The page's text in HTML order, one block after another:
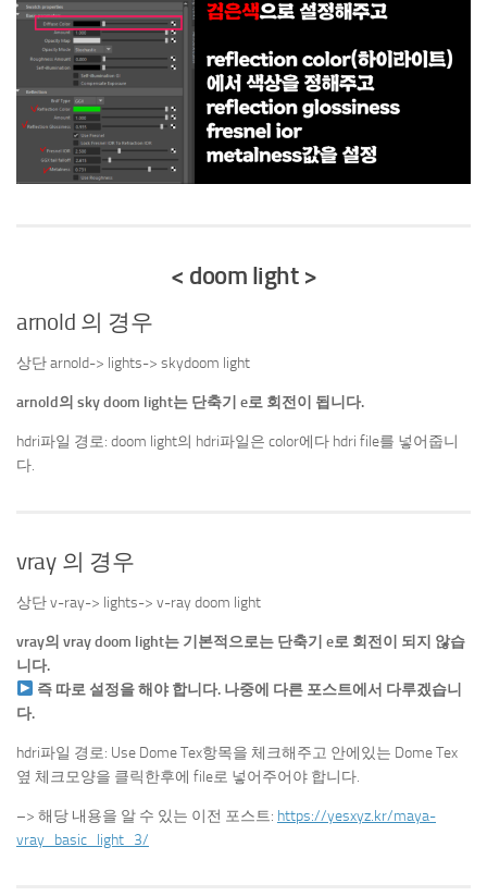
< doom light >
arnold 의 경우
상단 arnold-> lights-> skydoom light
arnold의 sky doom light는 단축기 e로 회전이 됩니다.
hdri파일 경로: doom light의 hdri파일은 color에다 hdri file를 넣어줍니
다.
vray 의 경우
상단 v-ray-> lights-> v-ray doom light
vray의 vray doom light는 기본적으로는 단축기 e로 회전이 되지 않습
니다.
즉 따로 설정을 해야 합니다. 나중에 다른 포스트에서 다루겠습니
다.
hdri파일 경로: Use Dome Tex항목을 체크해주고 안에있는 Dome Tex
옆 체크모양을 클릭한후에 file로 넣어주어야 합니다.
–> 해당 내용을 알 수 있는 이전 포스트: https://yesxyz.kr/maya-
vray_basic_light_3/